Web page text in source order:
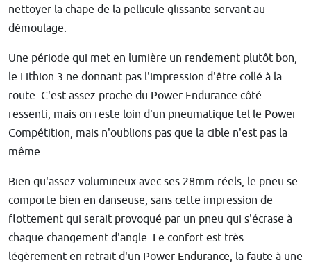
nettoyer la chape de la pellicule glissante servant au
démoulage.
Une période qui met en lumière un rendement plutôt bon,
le Lithion 3 ne donnant pas l'impression d'être collé à la
route. C'est assez proche du Power Endurance côté
ressenti, mais on reste loin d'un pneumatique tel le Power
Compétition, mais n'oublions pas que la cible n'est pas la
même.
Bien qu'assez volumineux avec ses 28mm réels, le pneu se
comporte bien en danseuse, sans cette impression de
flottement qui serait provoqué par un pneu qui s'écrase à
chaque changement d'angle. Le confort est très
légèrement en retrait d'un Power Endurance, la faute à une